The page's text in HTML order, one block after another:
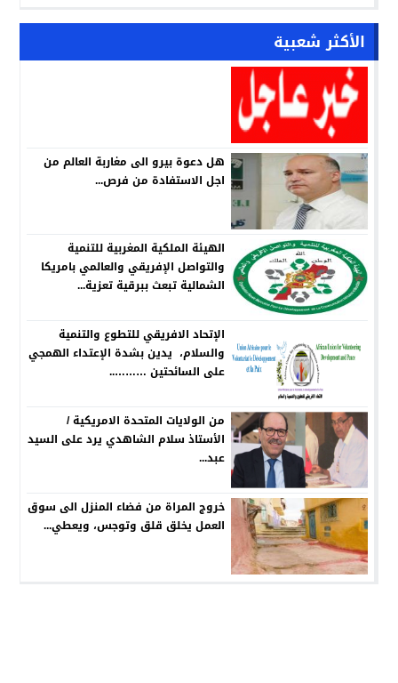
الأكثر شعبية
هل دعوة بيرو الى مغاربة العالم من
اجل الاستفادة من فرص...
الهيئة الملكية المغربية للتنمية
والتواصل الإفريقي والعالمي بامريكا
الشمالية تبعث ببرقية تعزية...
الإتحاد الافريقي للتطوع والتنمية
والسلام، يدين بشدة الإعتداء الهمجي
على السائحتين ………..
من الولايات المتحدة الامريكية /
الأستاذ سلام الشاهدي يرد على السيد
عبد...
خروج المراة من فضاء المنزل الى سوق
العمل يخلق قلق وتوجس، ويعطي...